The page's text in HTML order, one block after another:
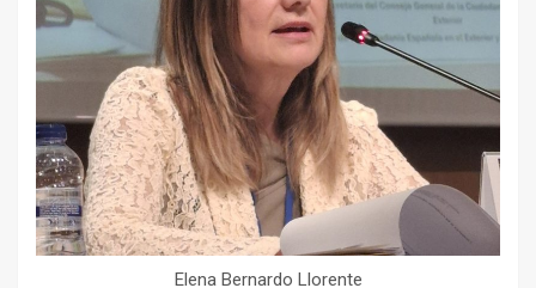
Elena Bernardo Llorente